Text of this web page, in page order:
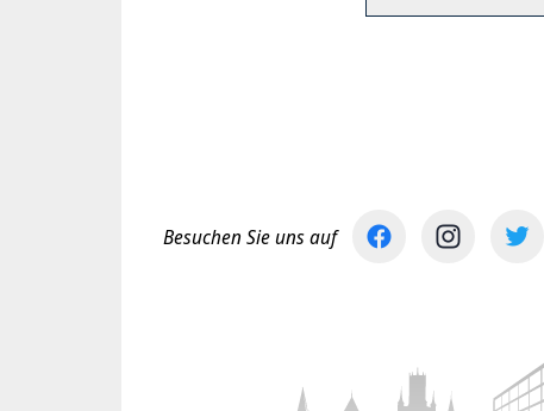
Besuchen Sie uns auf